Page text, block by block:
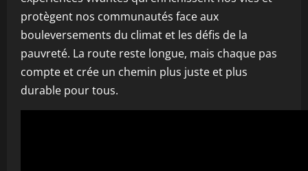
protègent nos communautés face aux
bouleversements du climat et les défis de la
pauvreté. La route reste longue, mais chaque pas
compte et crée un chemin plus juste et plus
durable pour tous.